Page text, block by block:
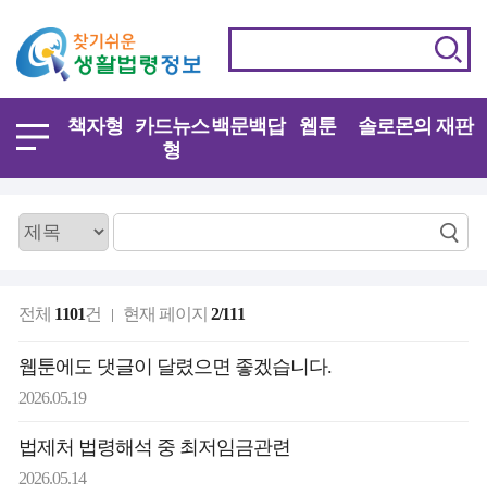
책자형
카드뉴스
형
백문백답 웹툰 솔로몬의 재판
전체 1101건 현재 페이지 2/111
웹툰에도 댓글이 달렸으면 좋겠습니다.
2026.05.19
법제처 법령해석 중 최저임금관련
2026.05.14